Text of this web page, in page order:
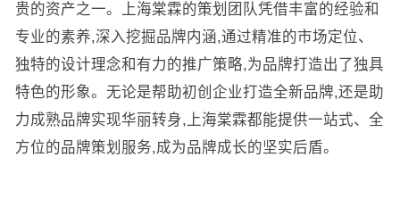
贵的资产之一。上海棠霖的策划团队凭借丰富的经验和
专业的素养,深入挖掘品牌内涵,通过精准的市场定位、
独特的设计理念和有力的推广策略,为品牌打造出了独具
特色的形象。无论是帮助初创企业打造全新品牌,还是助
力成熟品牌实现华丽转身,上海棠霖都能提供一站式、全
方位的品牌策划服务,成为品牌成长的坚实后盾。